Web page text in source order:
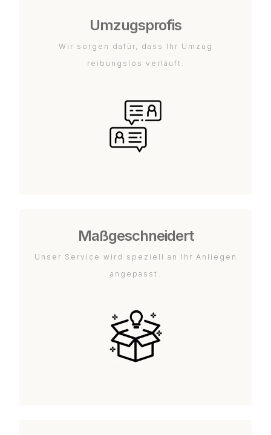
Umzugsprofis
Wir sorgen dafür, dass Ihr Umzug
reibungslos verläuft.
Maßgeschneidert
Unser Service wird speziell an Ihr Anliegen
angepasst.